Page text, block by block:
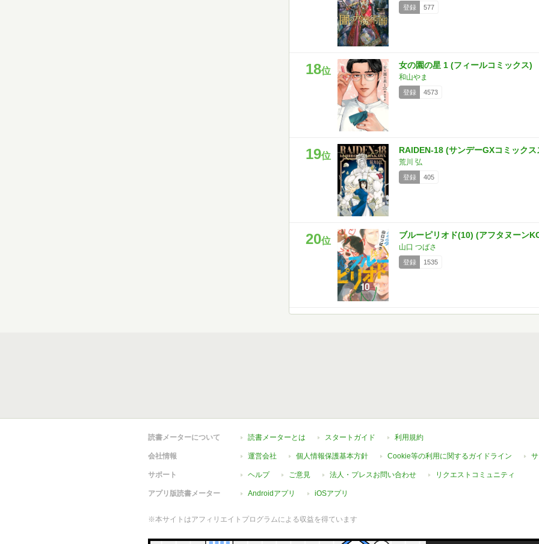
登録 577
18位
女の園の星 1 (フィールコミックス)
和山やま
登録 4573
19位
RAIDEN-18 (サンデーGXコミックス
荒川 弘
登録 405
20位
ブルーピリオド(10) (アフタヌーン
山口 つばさ
登録 1535
読書メーターについて 読書メーターとは スタートガイド 利用規約
会社情報 運営会社 個人情報保護基本方針 Cookie等の利用に関するガイドライン
サポート ヘルプ ご意見 法人・プレスお問い合わせ リクエストコミュニティ
アプリ版読書メーター Androidアプリ iOSアプリ
※本サイトはアフィリエイトプログラムによる収益を得ています